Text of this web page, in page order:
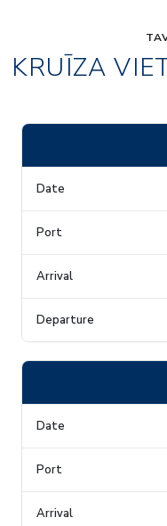
KRUĪZA